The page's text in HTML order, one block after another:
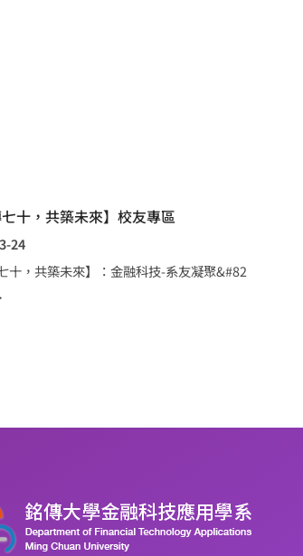
七十，共築未來】校友專區
24
十，共築未來】：金融科技-系友凝聚&#82